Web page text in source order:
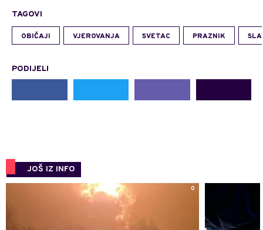
TAGOVI
OBIČAJI VJEROVANJA SVETAC PRAZNIK
PODIJELI
JOŠ IZ INFO
0